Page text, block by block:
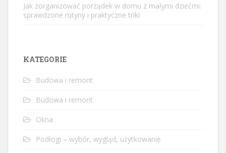
Jak zorganizować porządek w domu z małymi dziećmi:
sprawdzone rutyny i praktyczne triki
KATEGORIE
Budowa i remont
Budowa i remont
Okna
Podłogi – wybór, wygląd, użytkowanie